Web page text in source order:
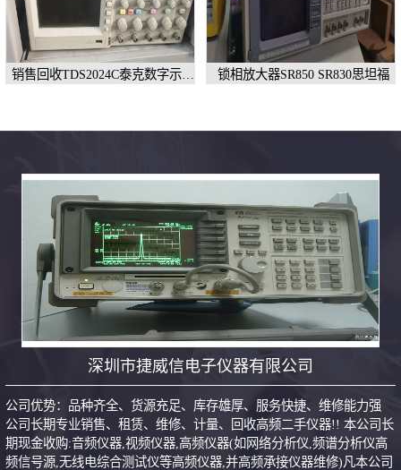
销售回收TDS2024C泰克数字示波
锁相放大器SR850 SR830思坦福
深圳市捷威信电子仪器有限公司
公司优势：品种齐全、货源充足、库存雄厚、服务快捷、维修能力强
公司长期专业销售、租赁、维修、计量、回收高频二手仪器!! 本公司长
期现金收购:音频仪器,视频仪器,高频仪器(如网络分析仪,频谱分析仪高
频信号源,无线电综合测试仪等高频仪器,并高频承接仪器维修)凡本公司